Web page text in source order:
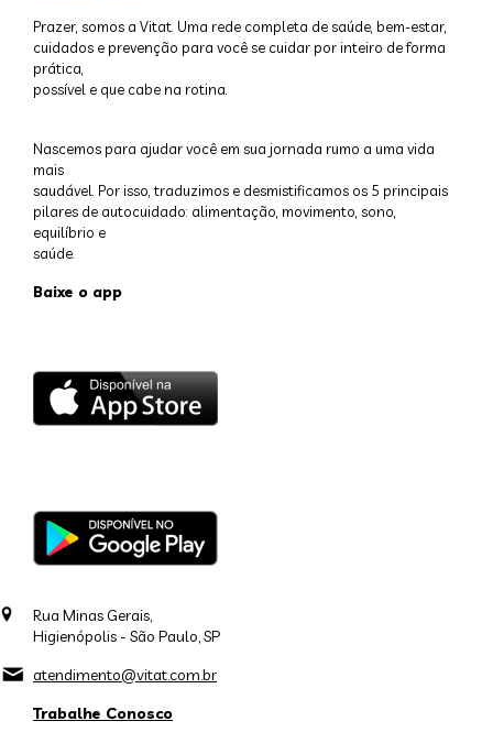
Prazer, somos a Vitat. Uma rede completa de saúde, bem-estar,
cuidados e prevenção para você se cuidar por inteiro de forma
prática,
possível e que cabe na rotina.
Nascemos para ajudar você em sua jornada rumo a uma vida
mais
saudável. Por isso, traduzimos e desmistificamos os 5 principais
pilares de autocuidado: alimentação, movimento, sono,
equilíbrio e
saúde.
Baixe o app
Rua Minas Gerais,
Higienópolis - São Paulo, SP
atendimento@vitat.com.br
Trabalhe Conosco